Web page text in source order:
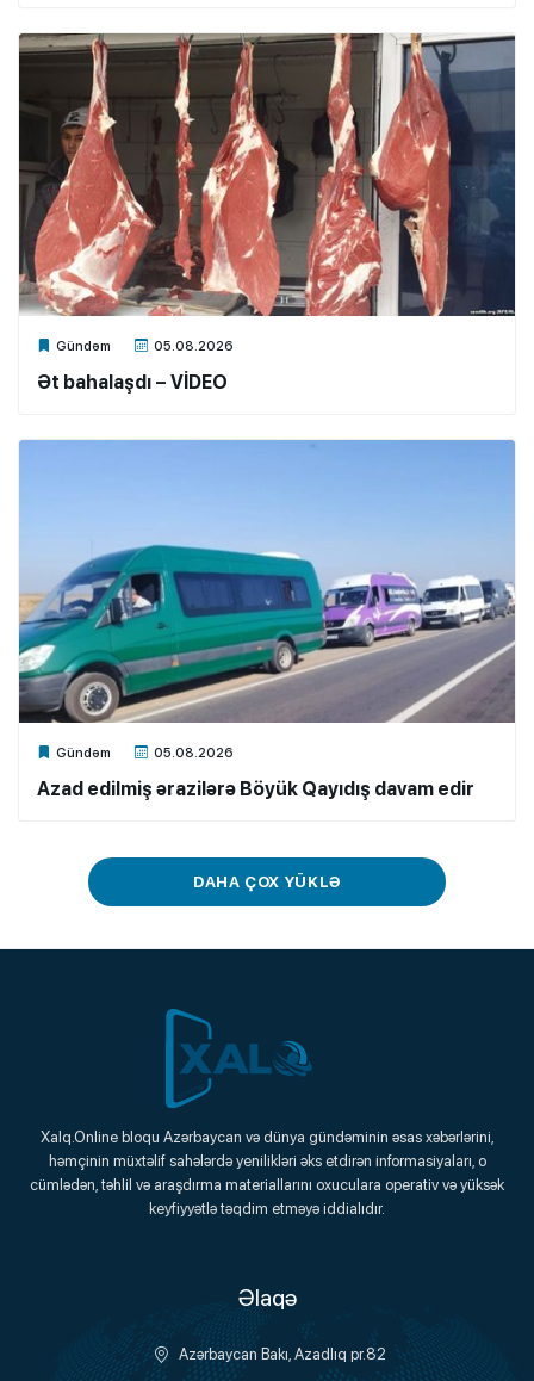
Gündəm 05.08.2026
Xalq.Online
Ət bahalaşdı – VİDEO
Gündəm 05.08.2026
Xalq.Online
Azad edilmiş ərazilərə Böyük Qayıdış davam edir
DAHA ÇOX YÜKLƏ
Xalq.Online
Onlayn Platforma
Xalq.Online bloqu Azərbaycan və dünya gündəminin əsas xəbərlərini,
həmçinin müxtəlif sahələrdə yenilikləri əks etdirən informasiyaları, o
cümlədən, təhlil və araşdırma materiallarını oxuculara operativ və yüksək
keyfiyyətlə təqdim etməyə iddialıdır.
Əlaqə
Azərbaycan Bakı, Azadlıq pr.82